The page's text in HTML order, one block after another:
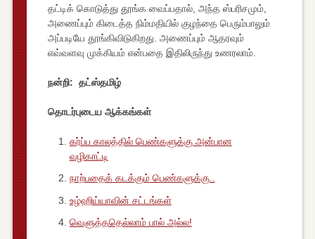
தட்டிக் கொடுத்து தூங்க வைப்பதால், அந்த ஸ்பரிசமும்,
அணைப்பும் கிடைத்த நிம்மதியில் குழந்தை பெரும்பாலும்
அப்படியே தூங்கிவிடுகிறது. அணைப்பும் ஆதரவும்
எவ்வளவு முக்கியம் என்பதை இதிலிருந்து உணரலாம்.
நன்றி: தட்ஸ்தமிழ்
தொடர்புடைய ஆக்கங்கள்
கர்ப்ப காலத்தில் பெண்களுக்கு அன்பான
வழிகாட்டி
நாற்பதைக் கடக்கும் பெண்களுக்கு..
உழ்ஹிய்யாவின் சட்டங்கள்
வெளுத்ததெல்லாம் பால் அல்ல!